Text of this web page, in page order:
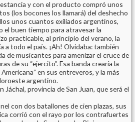
y con el producto compró unos
(los bocones los llamará) del deshecho
unos cuantos exiliados argentinos,
el buen tiempo para atravesar la
practicable, al principio del verano, la
a todo el país. ¡Ah! Olvidaba: también
de musicantes para amenizar el cruce de
de su “ejercito”. Esa banda crearía la
en sus entreveros, y la más
argentino.
Jáchal, provincia de San Juan, que será el
con dos batallones de cien plazas, sus
corrió con el rayo por los contrafuertes